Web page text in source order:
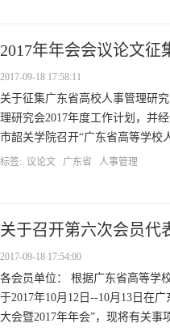
2017年年会会议论文征
2017-09-18 17:58:11
关于征集广东省高校人事管理研
理研究会2017年度工作计划，并
市韶关学院召开“广东省高等学
标签: 议论文 广东省 人事管理
关于召开第六次会员代
2017-09-18 17:54:00
各会员单位： 根据广东省高等学
于2017年10月12日--10月13日在
大会暨2017年年会”，现将有关